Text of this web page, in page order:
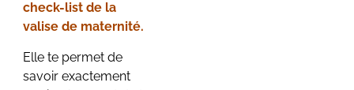
check-list de la
valise de maternité.
Elle te permet de
savoir exactement